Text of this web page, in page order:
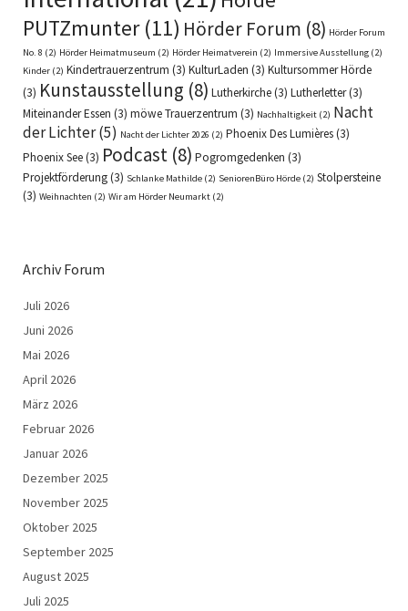
PUTZmunter(11) Hörder Forum (8) Hörder Forum
No. 8 (2) Hörder Heimatmuseum (2) Hörder Heimatverein (2) Immersive Ausstellung (2)
Kinder (2) Kindertrauerzentrum (3) KulturLaden (3) Kultursommer Hörde
(3) Kunstausstellung (8) Lutherkirche(3) Lutherletter(3)
Miteinander Essen (3) möwe Trauerzentrum (3) Nachhaltigkeit (2) Nacht
der Lichter(5) Nacht der Lichter 2026 (2) Phoenix Des Lumières(3)
Phoenix See(3) Podcast (8) Pogromgedenken (3)
Projektförderung(3) Schlanke Mathilde (2) SeniorenBüro Hörde (2) Stolpersteine
(3) Weihnachten (2) Wir am Hörder Neumarkt (2)
Archiv Forum
Juli 2026
Juni 2026
Mai 2026
April 2026
März 2026
Februar 2026
Januar 2026
Dezember 2025
November 2025
Oktober 2025
September 2025
August 2025
Juli 2025